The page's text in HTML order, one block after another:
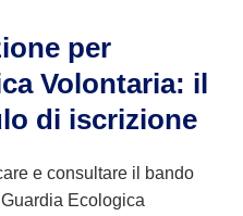
per
Volontaria: il
di iscrizione
e consultare il bando
Ecologica